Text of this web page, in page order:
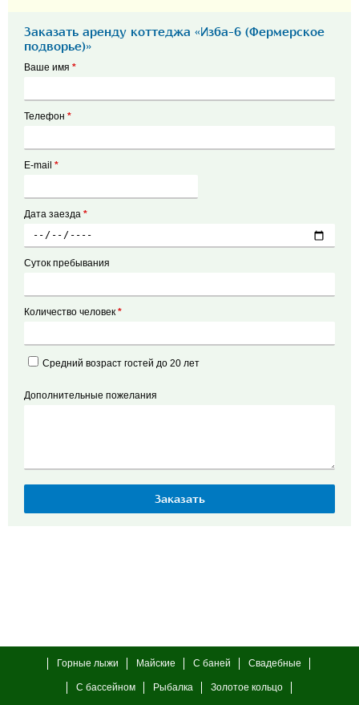
Заказать аренду коттеджа «Изба-6 (Фермерское
подворье)»
Ваше имя *
Телефон *
E-mail *
Дата заезда *
Суток пребывания
Количество человек *
Средний возраст гостей до 20 лет
Дополнительные пожелания
Горные лыжи Майские С баней Свадебные
С бассейном Рыбалка Золотое кольцо